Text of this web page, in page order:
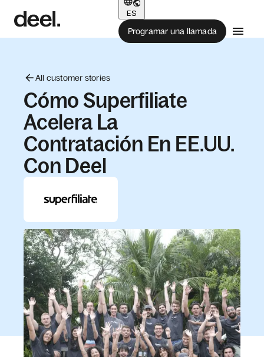
ES
Programar una llamada
All customer stories
Cómo Superfiliate
Acelera La
Contratación En EE.UU.
Con Deel